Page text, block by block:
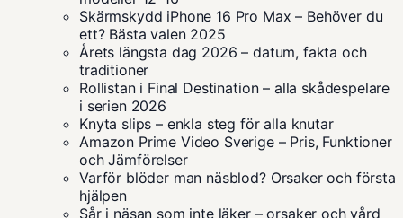
Skärmskydd iPhone 16 Pro Max – Behöver du
ett? Bästa valen 2025
Årets längsta dag 2026 – datum, fakta och
traditioner
Rollistan i Final Destination – alla skådespelare
i serien 2026
Knyta slips – enkla steg för alla knutar
Amazon Prime Video Sverige – Pris, Funktioner
och Jämförelser
Varför blöder man näsblod? Orsaker och första
hjälpen
Sår i näsan som inte läker – orsaker och vård